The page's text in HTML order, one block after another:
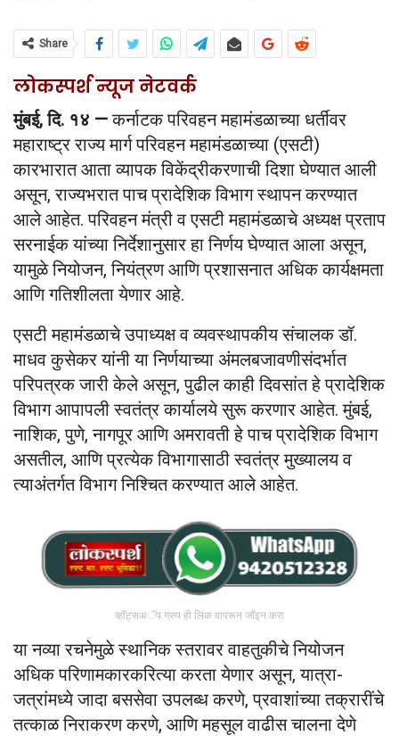
Share
लोकस्पर्श न्यूज नेटवर्क
मुंबई, दि. १४ —कर्नाटक परिवहन महामंडळाच्या धर्तीवर
महाराष्ट्र राज्य मार्ग परिवहन महामंडळाच्या (एसटी)
कारभारात आता व्यापक विकेंद्रीकरणाची दिशा घेण्यात आली
असून, राज्यभरात पाच प्रादेशिक विभाग स्थापन करण्यात
आले आहेत. परिवहन मंत्री व एसटी महामंडळाचे अध्यक्ष प्रताप
सरनाईक यांच्या निर्देशानुसार हा निर्णय घेण्यात आला असून,
यामुळे नियोजन, नियंत्रण आणि प्रशासनात अधिक कार्यक्षमता
आणि गतिशीलता येणार आहे.
एसटी महामंडळाचे उपाध्यक्ष व व्यवस्थापकीय संचालक डॉ.
माधव कुसेकर यांनी या निर्णयाच्या अंमलबजावणीसंदर्भात
परिपत्रक जारी केले असून, पुढील काही दिवसांत हे प्रादेशिक
विभाग आपापली स्वतंत्र कार्यालये सुरू करणार आहेत. मुंबई,
नाशिक, पुणे, नागपूर आणि अमरावती हे पाच प्रादेशिक विभाग
असतील, आणि प्रत्येक विभागासाठी स्वतंत्र मुख्यालय व
त्याअंतर्गत विभाग निश्चित करण्यात आले आहेत.
व्हॉट्सअॅप ग्रुप ही लिंक वापरून जॉइन करा
या नव्या रचनेमुळे स्थानिक स्तरावर वाहतुकीचे नियोजन
अधिक परिणामकारकरित्या करता येणार असून, यात्रा-
जत्रांमध्ये जादा बससेवा उपलब्ध करणे, प्रवाशांच्या तक्रारींचे
तत्काळ निराकरण करणे, आणि महसूल वाढीस चालना देणे